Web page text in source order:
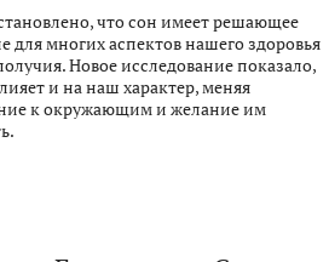
что сон имеет решающее
для многих аспектов нашего здоровья
Новое исследование показало,
и на наш характер, меняя
к окружающим и желание им